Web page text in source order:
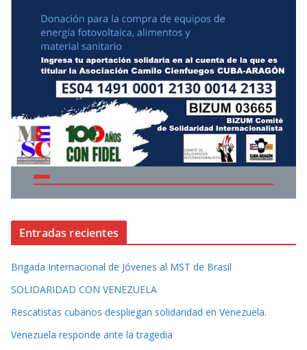
Entradas recientes
Brigada Internacional de Jóvenes al MST de Brasil
SOLIDARIDAD CON VENEZUELA
Rescatistas cubanos despliegan solidaridad en Venezuela.
Venezuela responde ante la tragedia